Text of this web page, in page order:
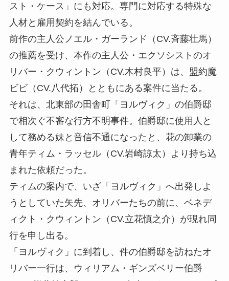
スト・ケース」にも対応。専門に対応する特殊な
人材と雇用契約を結んでいる。
前作の主人公ノエル・ガーランド（CV.斉藤壮馬）
の推薦を受け、本作の主人公・エクソシストのオ
リバー・クウィントン（CV.木村良平）は、盟約魔
ビビ（CV.八代拓）とともにある案件に当たる。
それは、北東部の田舎町「ヨルヴィク」の伯爵邸
で相次ぐ不審な行方不明事件。伯爵邸に使用人と
して務める妹と音信不通になったと、花の卸業の
青年ティム・ラッセル（CV.岩崎諒太）より持ち込
まれた依頼だった。
ティムの案内で、いざ「ヨルヴィク」へ出発しよ
うとしていた矢先、オリバーたちの前に、ベネデ
ィクト・クウィントン（CV.立花慎之介）が現れ同
行を申し出る。
「ヨルヴィク」に到着し、件の伯爵邸を訪ねたオ
リバー一行は、ウィリアム・ギンズベリー伯爵